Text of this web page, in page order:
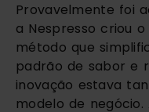
Provavelmente foi
a Nespresso criou
método que
padrão de sabor e
inovação estava
modelo de